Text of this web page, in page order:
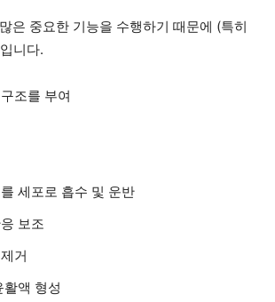
은 중요한 기능을 수행하기 때문에 (특히
니다.
조를 부여
세포로 흡수 및 운반
보조
거
액 형성